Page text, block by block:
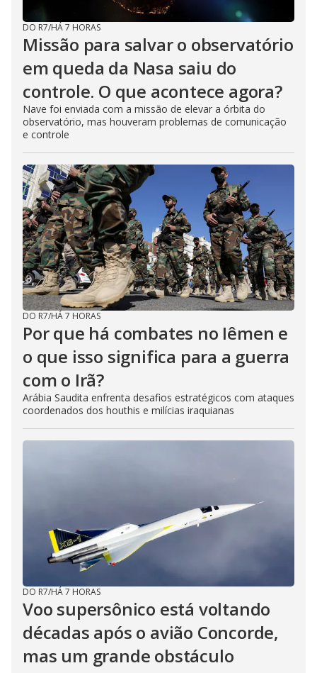
DO R7/HÁ 7 HORAS
Missão para salvar o observatório
em queda da Nasa saiu do
controle. O que acontece agora?
Nave foi enviada com a missão de elevar a órbita do
observatório, mas houveram problemas de comunicação
e controle
DO R7/HÁ 7 HORAS
Por que há combates no Iêmen e
o que isso significa para a guerra
com o Irã?
Arábia Saudita enfrenta desafios estratégicos com ataques
coordenados dos houthis e milícias iraquianas
DO R7/HÁ 7 HORAS
Voo supersônico está voltando
décadas após o avião Concorde,
mas um grande obstáculo